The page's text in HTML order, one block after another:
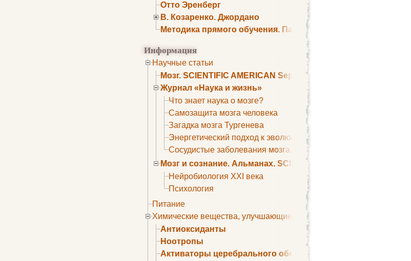
Отто Эренберг
В. Козаренко. Джордано
Методика прямого обучения. Пауль Шелли
Информация
Научные статьи
Мозг. SCIENTIFIC AMERICAN September 1979
Журнал «Наука и жизнь»
Что знает наука о мозге?
Самозащита мозга человека
Загадка мозга Тургенева
Энергетический подход к эволюции мозга
Сосудистые заболевания мозга. Все может начаться с
Мозг и сознание. Альманах. SCIENTIFIC AMERICAN
Нейробиология XXI века
Психология
Питание
Химические вещества, улучшающие умственные способности
Антиоксиданты
Ноотропы
Активаторы церебрального обмена веществ